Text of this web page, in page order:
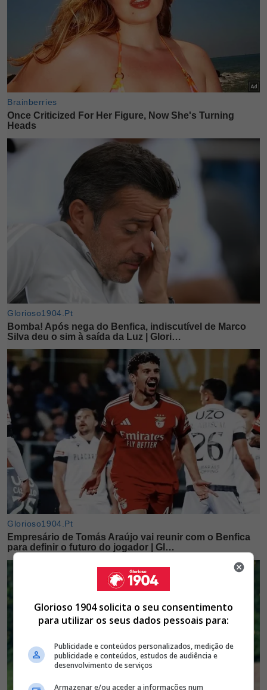
Glorioso 1904 solicita o seu consentimento
para utilizar os seus dados pessoais para:
Publicidade e conteúdos personalizados, medição de
publicidade e conteúdos, estudos de audiência e
desenvolvimento de serviços
Armazenar e/ou aceder a informações num